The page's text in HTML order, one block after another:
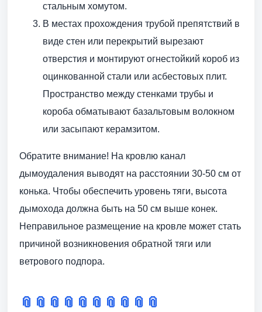
стальным хомутом.
В местах прохождения трубой препятствий в
виде стен или перекрытий вырезают
отверстия и монтируют огнестойкий короб из
оцинкованной стали или асбестовых плит.
Пространство между стенками трубы и
короба обматывают базальтовым волокном
или засыпают керамзитом.
Обратите внимание! На кровлю канал
дымоудаления выводят на расстоянии 30-50 см от
конька. Чтобы обеспечить уровень тяги, высота
дымохода должна быть на 50 см выше конек.
Неправильное размещение на кровле может стать
причиной возникновения обратной тяги или
ветрового подпора.
📎 📎 📎 📎 📎 📎 📎 📎 📎 📎